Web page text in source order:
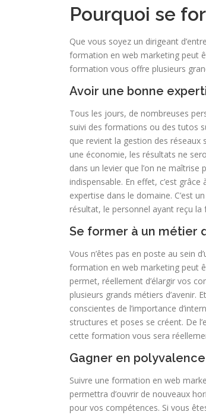
Pourquoi se
Que vous soyez un dirigeant
formation en web marketing peut
formation vous offre plusieurs
Avoir une bonne
Tous les jours, de nombreuses
suivi des formations ou des tutos
que revient la gestion des réseaux
une économie, les résultats ne
dans un levier que l’on ne
indispensable. En effet, c’est
expertise dans le domaine. C’est
résultat, le personnel ayant reçu
Se former à un métier
Vous n’êtes pas en poste au sein
formation en web marketing peut
permet, réellement d’élargir vos
plusieurs grands métiers d’avenir.
conscientes de l’importance
structures et poses se créent. De
cette formation vous sera
Gagner en polyvalence
Suivre une formation en web
permettra d’ouvrir de nouveaux
pour vos compétences. Si vous